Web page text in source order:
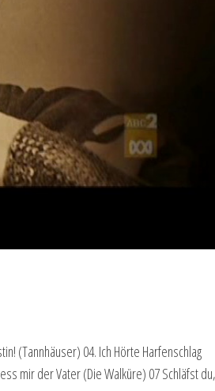
(Tannhäuser) 04. Ich Hörte Harfenschlag
mir der Vater (Die Walküre) 07 Schläfst